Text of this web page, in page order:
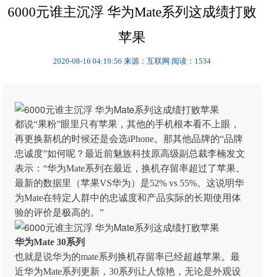
6000元谁主沉浮 华为Mate系列这成绩打败
苹果
2020-08-16 04:19:56 来源：互联网 阅读：1534
都说“果粉”眼里只有苹果，其他的手机根本看不上眼，
再更换新机的时候还是会选iPhone。那其他品牌的“品牌
忠诚度”如何呢？最近前魅族科技原高级副总裁李楠发文
表示：“华为Mate系列在最近，换机存留率超过了苹果。
最新的数据里（苹果VS华为）是52% vs 55%。这说明华
为Mate在特定人群中的忠诚度和产品实际的长期使用体
验的评价是极高的。”
华为Mate 30系列
也就是说华为的mate系列换机存留率已经超越苹果。最
近华为Mate系列更新，30系列让人惊艳，无论是外观设